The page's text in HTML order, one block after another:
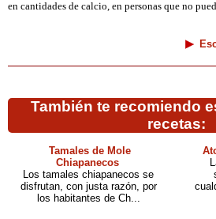
en cantidades de calcio, en personas que no
También te recomiendo
recetas:
Tamales de Mole
Chiapanecos
Los tamales chiapanecos se
disfrutan, con justa razón, por
los habitantes de Ch...